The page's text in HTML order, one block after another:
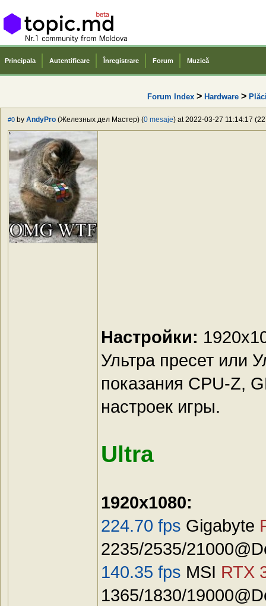
Principala Autentificare Înregistrare Forum Muzică
Forum Index > Hardware >
#0 by AndyPro (Железных дел Мастер) (0 mesaje) at 2022-03-27 11:14:17
Настройки:
Ультра пресет или
показания CPU-Z,
настроек игры.
Ultra
1920x1080:
224.70 fps Gigabyte
2235/2535/
140.35 fps MSI RTX
1365/1830/